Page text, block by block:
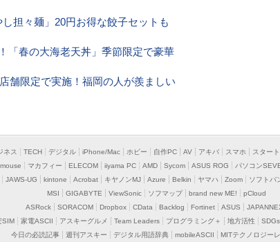
担々麺」20円お得な餃子セットも
「春の大海老天丼」季節限定で豪華
舗限定で実施！福岡の人が羨ましい
ネス TECH デジタル iPhone/Mac ホビー 自作PC AV アキバ スマホ スター
mouse マカフィー ELECOM iiyama PC AMD Sycom ASUS ROG パソコン
JAWS-UG kintone Acrobat キヤノンMJ Azure Belkin ヤマハ Zoom ソフトバ
MSI
GIGABYTE ViewSonic ソフマップ brand new ME!
pCloud
ASRock
SORACOM Dropbox CData Backlog Fortinet ASUS
SIM 家電ASCII アスキーグルメ Team Leaders プログラミング＋ 地方活性 SDGs
今日の必読記事
週刊アスキー デジタル用語辞典 mobileASCII
MITテクノロジー